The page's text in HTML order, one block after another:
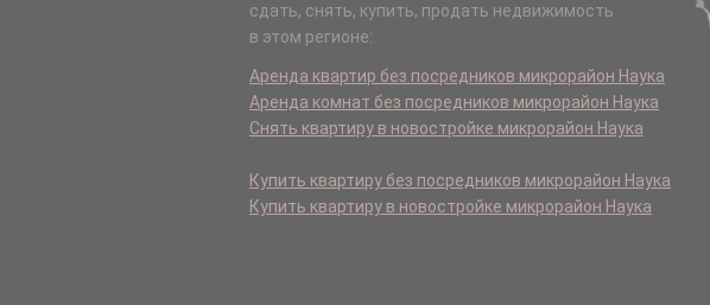
сдать, снять, купить, продать недвижимость
в этом регионе:
Аренда квартир без посредников микрорайон Наука
Аренда комнат без посредников микрорайон Наука
Снять квартиру в новостройке микрорайон Наука
Купить квартиру без посредников микрорайон Наука
Купить квартиру в новостройке микрорайон Наука